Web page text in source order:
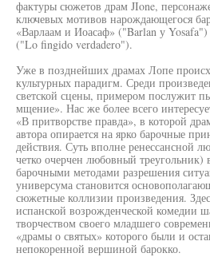
фактуры сюжетов драм JIone,
ключевых мотивов нарождающегося
«Варлаам и Иоасаф» ("Barlan у
("Lo fingido verdadero").
Уже в позднейших драмах Лопе
культурных парадигм. Среди
светской сцены, примером послужит
мщение». Нас же более всего
«В притворстве правда», в которой
автора опирается на ярко барочные
действия. Суть вполне ренессансной
четко очерчен любовный треугольник)
барочными методами разрешения
универсума становится
сюжетные коллизии произведения.
испанской возрожденческой комедии
творчеством своего младшего
«драмы о святых» которого были и
непокоренной вершиной барокко.